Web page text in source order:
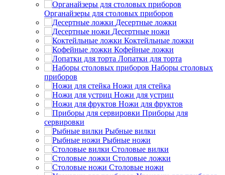
Органайзеры для столовых приборов
Десертные ложки
Десертные ножи
Коктейльные ложки
Кофейные ложки
Лопатки для торта
Наборы столовых
приборов
Ножи для стейка
Ножи для устриц
Ножи для фруктов
Приборы для
сервировки
Рыбные вилки
Рыбные ножи
Столовые вилки
Столовые ложки
Столовые ножи